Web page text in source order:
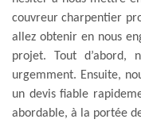
couvreur charpentier
allez obtenir en nous
projet. Tout d’abord,
urgemment. Ensuite,
un devis fiable
abordable, à la portée